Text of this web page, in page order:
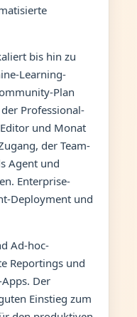
bis hin zu
Learning-
Plan
Professional-
und Monat
der Team-
Agent und
Enterprise-
Deployment und
Ad-hoc-
Reportings und
Der
Einstieg zum